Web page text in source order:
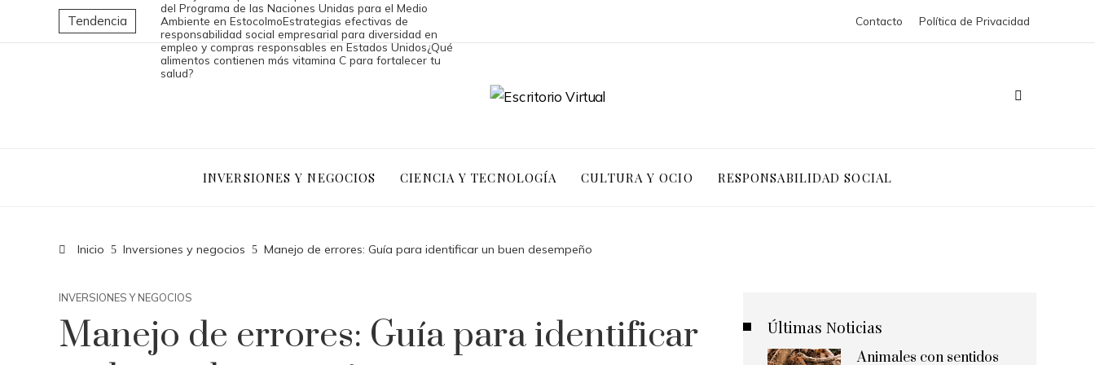
Tendencia
del Programa de las Naciones Unidas para el Medio
Ambiente en EstocolmoEstrategias efectivas de
responsabilidad social empresarial para diversidad en
empleo y compras responsables en Estados Unidos¿Qué
alimentos contienen más vitamina C para fortalecer tu
salud?
Contacto Política de Privacidad
INVERSIONES Y NEGOCIOS CIENCIA Y TECNOLOGÍA CULTURA Y OCIO RESPONSABILIDAD SOCIAL
Inicio Inversiones y negocios Manejo de errores: Guía para identificar un buen desempeño
INVERSIONES Y NEGOCIOS
Manejo de errores: Guía para identificar
Últimas Noticias
Animales con sentidos